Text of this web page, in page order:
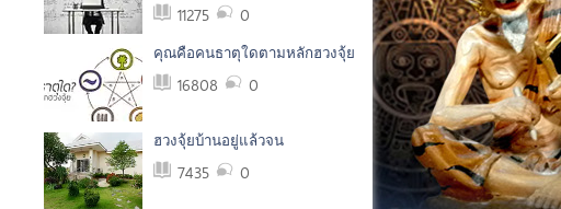
11275 0
คุณคือคนธาตุใดตามหลักฮวงจุ้ย
16808 0
ฮวงจุ้ยบ้านอยู่แล้วจน
7435 0